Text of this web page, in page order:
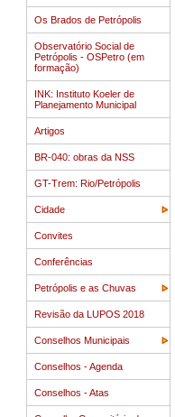
Os Brados de Petrópolis
Observatório Social de
Petrópolis - OSPetro (em
formação)
INK: Instituto Koeler de
Planejamento Municipal
Artigos
BR-040: obras da NSS
GT-Trem: Rio/Petrópolis
Cidade
Convites
Conferências
Petrópolis e as Chuvas
Revisão da LUPOS 2018
Conselhos Municipais
Conselhos - Agenda
Conselhos - Atas